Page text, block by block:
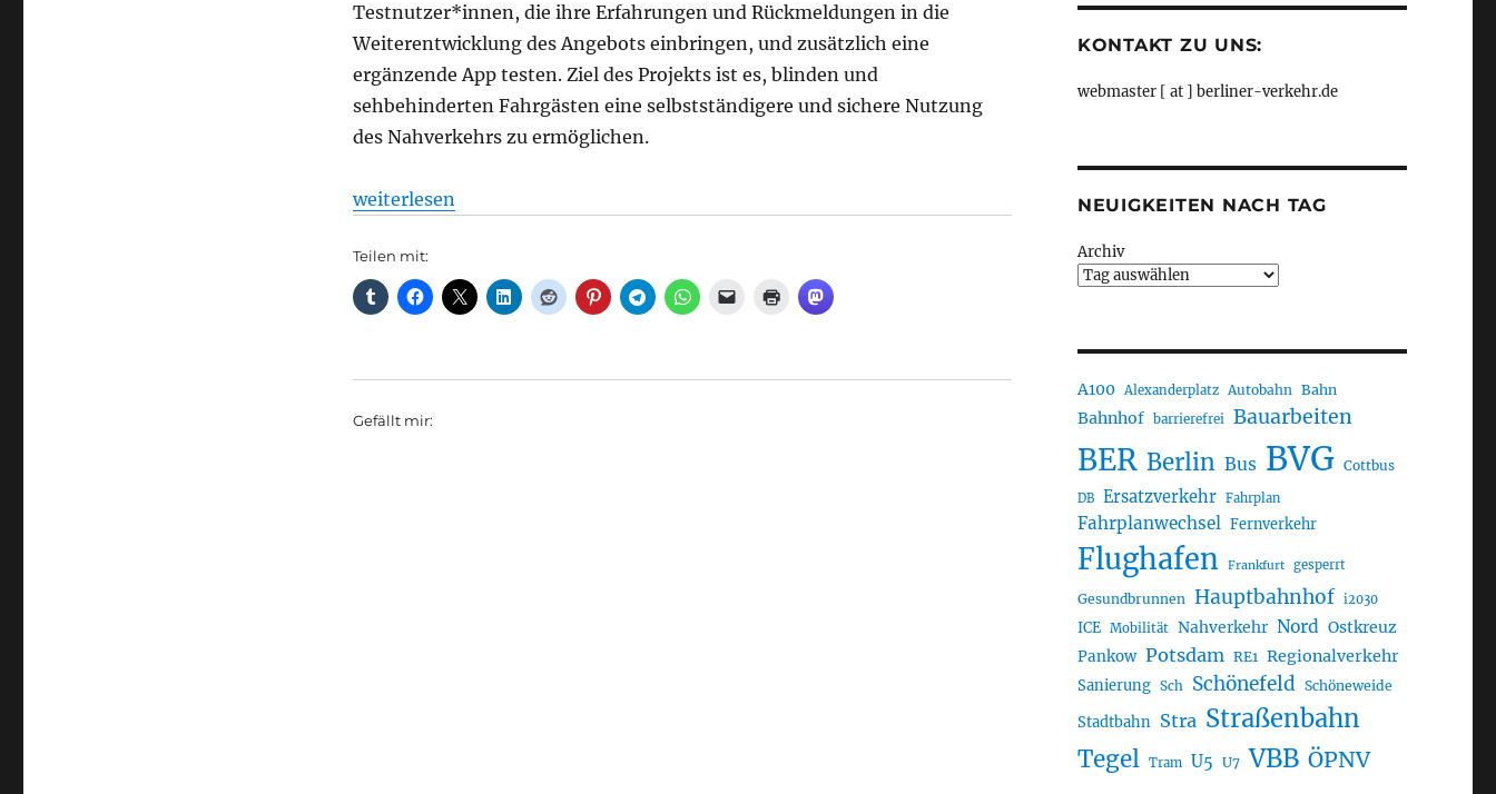
Testnutzer*innen, die ihre Erfahrungen und Rückmeldungen in die
Weiterentwicklung des Angebots einbringen, und zusätzlich eine
ergänzende App testen. Ziel des Projekts ist es, blinden und
sehbehinderten Fahrgästen eine selbstständigere und sichere Nutzung
des Nahverkehrs zu ermöglichen.
„barrierefrei: Hören. Einsteigen. Ankommen., aus BVG“
weiterlesen
Teilen mit:
Gefällt mir:
KONTAKT ZU UNS:
webmaster [ at ] berliner-verkehr.de
NEUIGKEITEN NACH TAG
Archiv
A100 Alexanderplatz Autobahn Bahn
Bahnhof barrierefrei Bauarbeiten
BER Berlin Bus BVG Cottbus
DB Ersatzverkehr Fahrplan
Fahrplanwechsel Fernverkehr
Flughafen Frankfurt gesperrt
Gesundbrunnen Hauptbahnhof i2030
ICE Mobilität Nahverkehr Nord Ostkreuz
Pankow Potsdam RE1 Regionalverkehr
Sanierung Sch Schönefeld Schöneweide
Stadtbahn Stra Straßenbahn
Tegel Tram U5 U7 VBB ÖPNV